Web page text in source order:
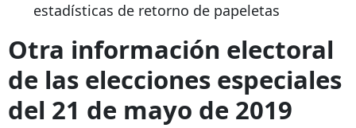
estadísticas de retorno de papeletas
Otra información electoral
de las elecciones especiales
del 21 de mayo de 2019